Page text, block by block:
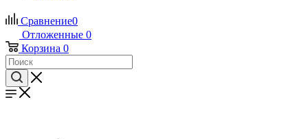
Сравнение0
Отложенные 0
Корзина 0